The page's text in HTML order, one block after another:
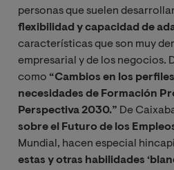
personas que suelen
flexibilidad y capacidad de
características que son muy
empresarial y de los negocios.
como “Cambios en los
necesidades de Formación
Perspectiva 2030.” De
sobre el Futuro de los
Mundial, hacen especial
estas y otras habilidades